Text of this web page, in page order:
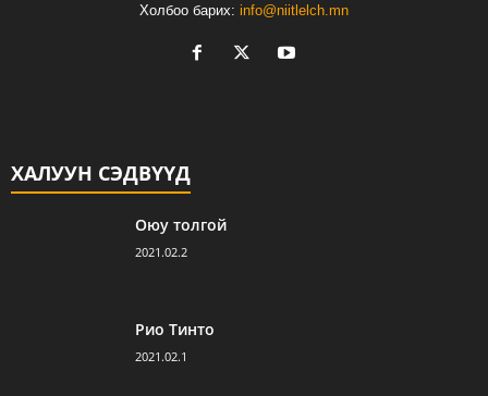
Холбоо барих: info@niitlelch.mn
ХАЛУУН СЭДВҮҮД
Оюу толгой
2021.02.2
Рио Тинто
2021.02.1